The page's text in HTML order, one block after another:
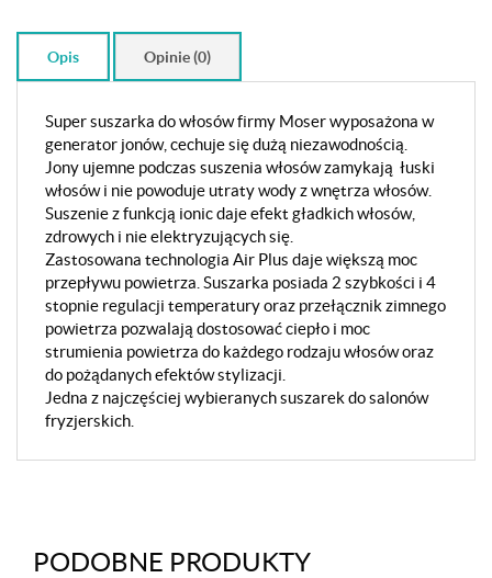
Opis Opinie (0)
Super suszarka do włosów firmy Moser wyposażona w
generator jonów, cechuje się dużą niezawodnością.
Jony ujemne podczas suszenia włosów zamykają łuski
włosów i nie powoduje utraty wody z wnętrza włosów.
Suszenie z funkcją ionic daje efekt gładkich włosów,
zdrowych i nie elektryzujących się.
Zastosowana technologia Air Plus daje większą moc
przepływu powietrza. Suszarka posiada 2 szybkości i 4
stopnie regulacji temperatury oraz przełącznik zimnego
powietrza pozwalają dostosować ciepło i moc
strumienia powietrza do każdego rodzaju włosów oraz
do pożądanych efektów stylizacji.
Jedna z najczęściej wybieranych suszarek do salonów
fryzjerskich.
PODOBNE PRODUKTY